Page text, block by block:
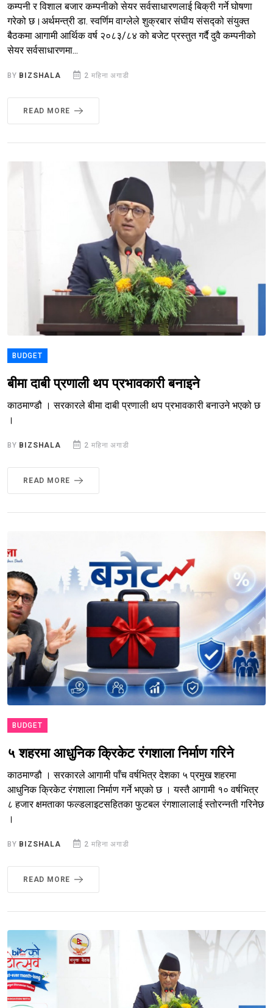
कम्पनी र विशाल बजार कम्पनीको सेयर सर्वसाधारणलाई बिक्री गर्ने घोषणा
गरेको छ।अर्थमन्त्री डा. स्वर्णिम वाग्लेले शुक्रबार संघीय संसद्को संयुक्त
बैठकमा आगामी आर्थिक वर्ष २०८३/८४ को बजेट प्रस्तुत गर्दै दुवै कम्पनीको
सेयर सर्वसाधारणमा...
BY BIZSHALA 2 महिना अगाडी
READ MORE
BUDGET
बीमा दाबी प्रणाली थप प्रभावकारी बनाइने
काठमाण्डौ । सरकारले बीमा दाबी प्रणाली थप प्रभावकारी बनाउने भएको छ
।
BY BIZSHALA 2 महिना अगाडी
READ MORE
BUDGET
५ शहरमा आधुनिक क्रिकेट रंगशाला निर्माण गरिने
काठमाण्डौ । सरकारले आगामी पाँच वर्षभित्र देशका ५ प्रमुख शहरमा
आधुनिक क्रिकेट रंगशाला निर्माण गर्ने भएको छ । यस्तै आगामी १० वर्षभित्र
८ हजार क्षमताका फल्डलाइटसहितका फुटबल रंगशालालाई स्तोरन्नती गरिनेछ
।
BY BIZSHALA 2 महिना अगाडी
READ MORE